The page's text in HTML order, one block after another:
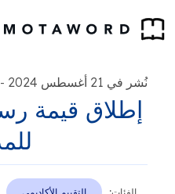
نُشر في 21 أغسطس 2024 -
إطلاق قيمة